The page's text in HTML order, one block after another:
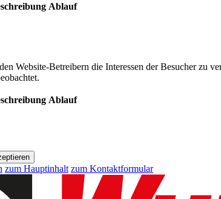
Ablauf
Website-Betreibern die Interessen der Besucher zu
Ablauf
zum Hauptinhalt zum Kontaktformular